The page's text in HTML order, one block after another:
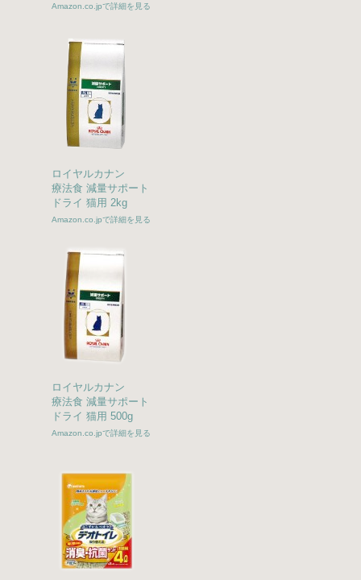
Amazon.co.jpで詳細を見る
ロイヤルカナン
療法食 減量サポート
ドライ 猫用 2kg
Amazon.co.jpで詳細を見る
ロイヤルカナン
療法食 減量サポート
ドライ 猫用 500g
Amazon.co.jpで詳細を見る